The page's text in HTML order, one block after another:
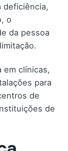
deficiência,
o
da pessoa
em clínicas,
para
de
de